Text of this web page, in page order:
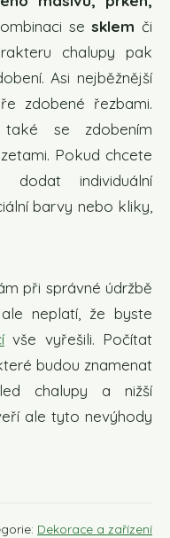
sesklemči
chalupy pak
Asi nejběžnější
zdobené řezbami.
se zdobením
Pokud chcete
individuální
barvy nebo kliky,
při správné údržbě
neplatí, že byste
vše vyřešili. Počítat
budou znamenat
chalupy a nižší
ale tyto nevýhody
Dekorace a zařízení